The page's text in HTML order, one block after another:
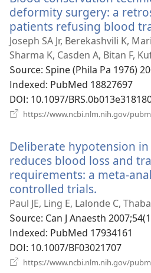
deformity surgery: a
patients refusing blood
Joseph SA Jr, Berekashvili K,
Sharma K, Casden A, Bitan F,
Source‎: Spine (Phila Pa 1976)
Indexed‎: PubMed 18827697
DOI‎: 10.1097/
https://www.ncbi.nlm.nih.gov/
Deliberate hypotension
reduces blood loss and
requirements: a meta-
controlled trials.
로
운
창
열
기)
Paul JE, Ling E, Lalonde C,
Source‎: Can J Anaesth
Indexed‎: PubMed 17934161
DOI‎: 10.1007/BF03021707
https://www.ncbi.nlm.nih.gov/